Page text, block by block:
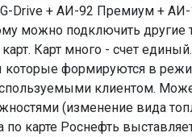
Drive + АИ-92 Премиум + АИ-
можно подключить другие
Карт много - счет
которые формируются в
клиентом.
(изменение вида
по карте Роснефть